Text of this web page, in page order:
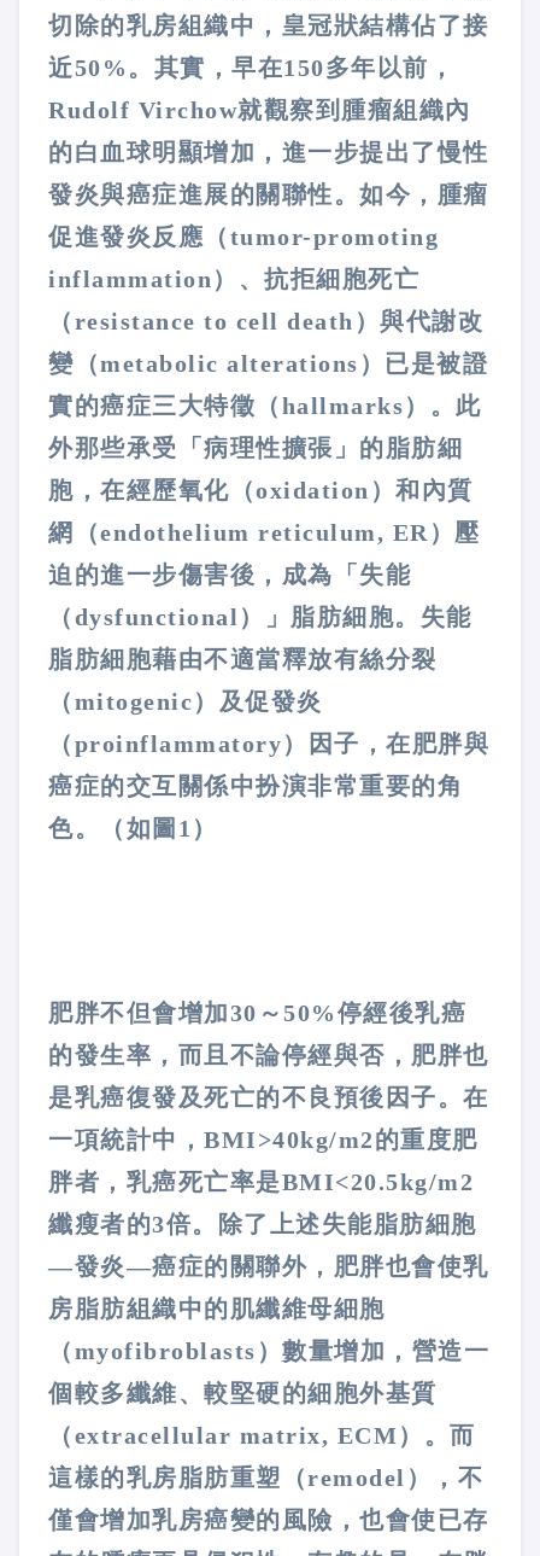
切除的乳房組織中，皇冠狀結構佔了接
近50% 。其實，早在150多年以前，
Rudolf Virchow就觀察到腫瘤組織內
的白血球明顯增加，進一步提出了慢性
發炎與癌症進展的關聯性。如今，腫瘤
促進發炎反應（tumor-promoting
inflammation ）、抗拒細胞死亡
（resistance to cell death ）與代謝改
變（metabolic alterations ）已是被證
實的癌症三大特徵（hallmarks）。此
外那些承受「病理性擴張」的脂肪細
胞，在經歷氧化（oxidation ）和內質
網（endothelium reticulum, ER ）壓
迫的進一步傷害後，成為「失能
（dysfunctional ）」脂肪細胞。失能
脂肪細胞藉由不適當釋放有絲分裂
（mitogenic）及促發炎
（proinflammatory）因子，在肥胖與
癌症的交互關係中扮演非常重要的角
色。（如圖 1 ）
肥胖不但會增加30 ～50%停經後乳癌
的發生率，而且不論停經與否，肥胖也
是乳癌復發及死亡的不良預後因子。在
一項統計中， BMI>40kg/m2的重度肥
胖者，乳癌死亡率是BMI<20.5kg/m2
纖瘦者的3倍。除了上述失能脂肪細胞
—發炎—癌症的關聯外，肥胖也會使乳
房脂肪組織中的肌纖維母細胞
（myofibroblasts ）數量增加，營造一
個較多纖維、較堅硬的細胞外基質
（extracellular matrix, ECM）。而
這樣的乳房脂肪重塑（remodel ），不
僅會增加乳房癌變的風險，也會使已存